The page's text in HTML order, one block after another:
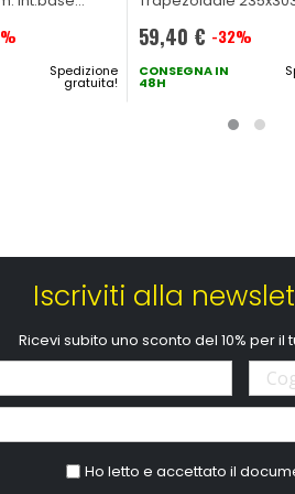
3 veicoli
Spedizione
gratuita!
Prezzo
speciale
59,40 € -32%
CONSEGNA IN
48H
Iscriviti alla
Ricevi subito uno sconto del 10% per
Ho letto e accettato il